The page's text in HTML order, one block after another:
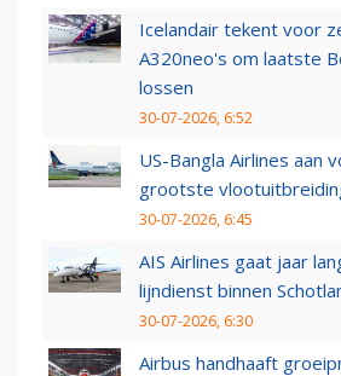
Icelandair tekent voor
A320neo's om laatste
lossen
30-07-2026, 6:52
US-Bangla Airlines aan
grootste
30-07-2026, 6:45
AIS Airlines gaat jaar
lijndienst binnen
30-07-2026, 6:30
Airbus handhaaft